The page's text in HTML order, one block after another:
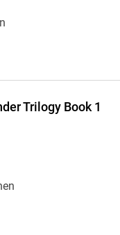
Trilogy Book 1